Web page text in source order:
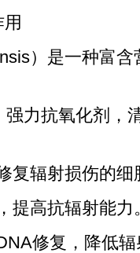
）是一种富
力抗氧化剂，
复辐射损伤的细
提高抗辐射能力
修复，降低